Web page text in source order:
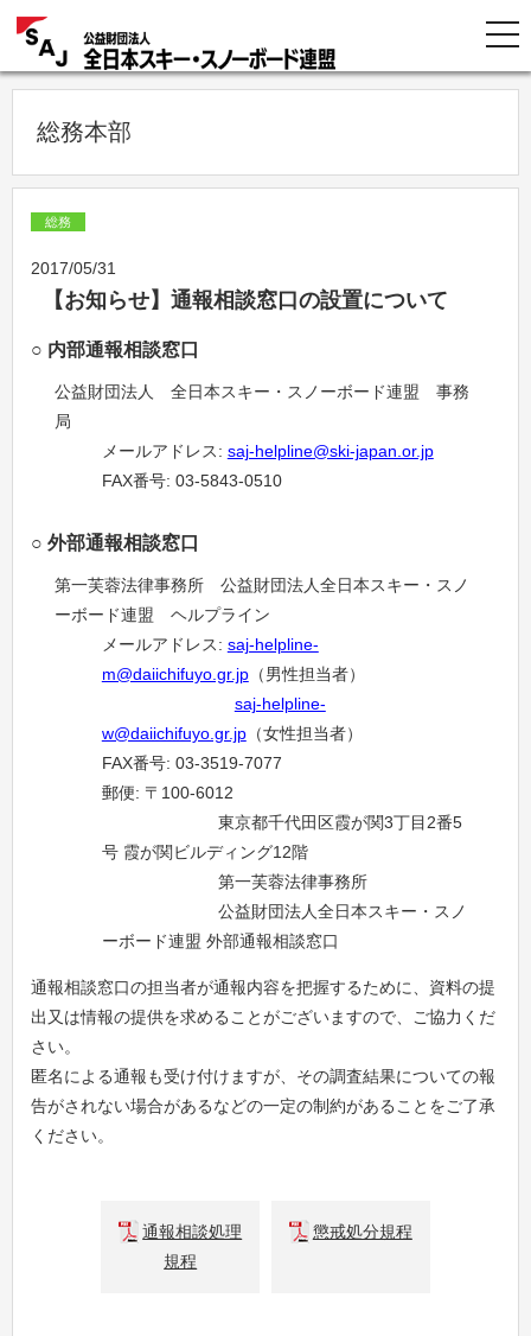
総務本部
総務
2017/05/31
【お知らせ】通報相談窓口の設置について
○ 内部通報相談窓口
公益財団法人 全日本スキー・スノーボード連盟 事務
局
メールアドレス: saj-helpline@ski-japan.or.jp
FAX番号: 03-5843-0510
○ 外部通報相談窓口
第一芙蓉法律事務所 公益財団法人全日本スキー・スノ
ーボード連盟 ヘルプライン
メールアドレス: saj-helpline-
m@daiichifuyo.gr.jp（男性担当者）
saj-helpline-
w@daiichifuyo.gr.jp（女性担当者）
FAX番号: 03-3519-7077
郵便: 〒100-6012
東京都千代田区霞が関3丁目2番5
号 霞が関ビルディング12階
第一芙蓉法律事務所
公益財団法人全日本スキー・スノ
ーボード連盟 外部通報相談窓口
通報相談窓口の担当者が通報内容を把握するために、資料の提
出又は情報の提供を求めることがございますので、ご協力くだ
さい。
匿名による通報も受け付けますが、その調査結果についての報
告がされない場合があるなどの一定の制約があることをご了承
ください。
通報相談処理
規程
懲戒処分規程